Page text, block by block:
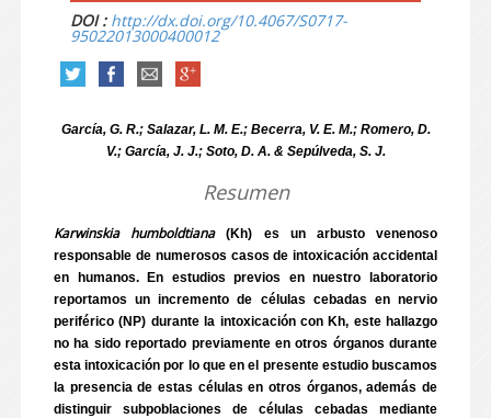
DOI : http://dx.doi.org/10.4067/S0717-
95022013000400012
García, G. R.; Salazar, L. M. E.; Becerra, V. E. M.; Romero, D.
V.; García, J. J.; Soto, D. A. & Sepúlveda, S. J.
Resumen
Karwinskia humboldtiana(Kh) es un arbusto venenoso
responsable de numerosos casos de intoxicación accidental
en humanos. En estudios previos en nuestro laboratorio
reportamos un incremento de células cebadas en nervio
periférico (NP) durante la intoxicación con Kh, este hallazgo
no ha sido reportado previamente en otros órganos durante
esta intoxicación por lo que en el presente estudio buscamos
la presencia de estas células en otros órganos, además de
distinguir subpoblaciones de células cebadas mediante